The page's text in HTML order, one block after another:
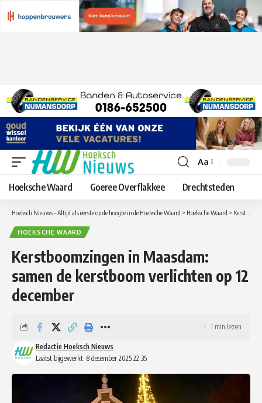
Lettergrootte
aanpassen
Aa
Hoeksche Waard Goeree Overflakkee Drechtsteden
Hoeksch Nieuws – Altijd als eerste op de hoogte in de Hoeksche Waard > Hoeksche Waard > Kerstboomzingen in Maasdam: samen de kerstboom verlichten op 12 december
HOEKSCHE WAARD
Kerstboomzingen in Maasdam:
samen de kerstboom verlichten op 12
december
Laatst bijgewerkt: 8 december 2025 22:35
Redactie Hoeksch Nieuws
1 min lezen